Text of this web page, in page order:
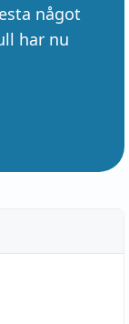
något
har nu